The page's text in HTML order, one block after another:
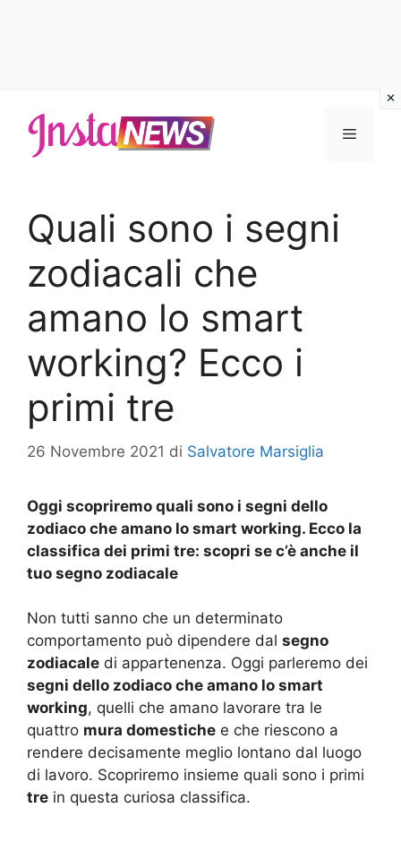
contenuto
Menu
Quali sono i segni
zodiacali che
amano lo smart
working? Ecco i
primi tre
26 Novembre 2021 di Salvatore Marsiglia
Oggi scopriremo quali sono i segni dello
zodiaco che amano lo smart working. Ecco la
classifica dei primi tre: scopri se c’è anche il
tuo segno zodiacale
Non tutti sanno che un determinato
comportamento può dipendere dal segno
zodiacale di appartenenza. Oggi parleremo dei
segni dello zodiaco che amano lo smart
working, quelli che amano lavorare tra le
quattro mura domestiche e che riescono a
rendere decisamente meglio lontano dal luogo
di lavoro. Scopriremo insieme quali sono i primi
tre in questa curiosa classifica.